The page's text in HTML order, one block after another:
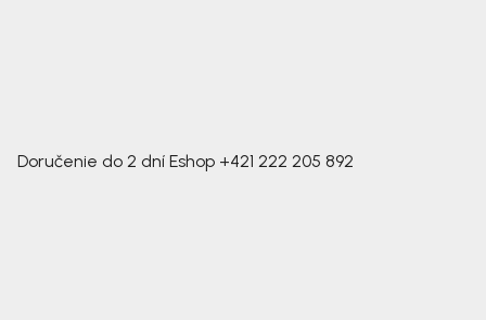
Doručenie do 2 dní Eshop +421 222 205 892